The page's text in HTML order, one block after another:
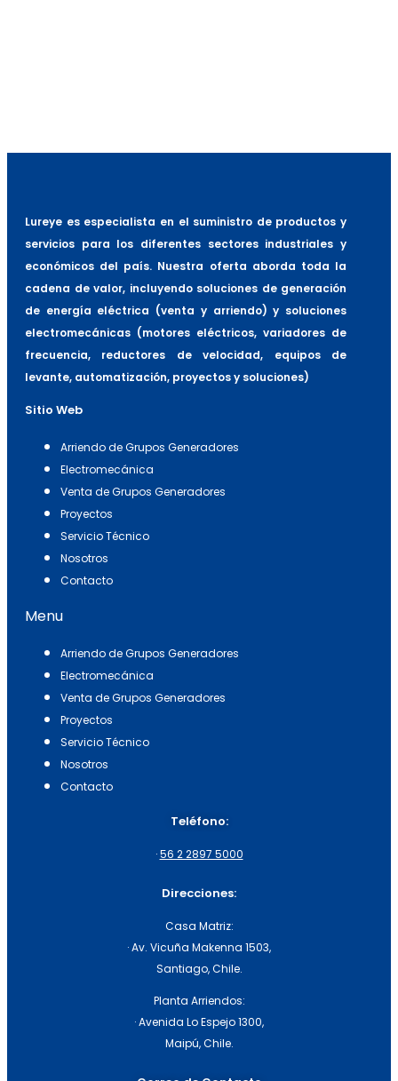
Lureye es especialista en el suministro de productos y
servicios para los diferentes sectores industriales y
económicos del país. Nuestra oferta aborda toda la
cadena de valor, incluyendo soluciones de generación
de energía eléctrica (venta y arriendo) y soluciones
electromecánicas (motores eléctricos, variadores de
frecuencia, reductores de velocidad, equipos de
levante, automatización, proyectos y soluciones)
Sitio Web
Arriendo de Grupos Generadores
Electromecánica
Venta de Grupos Generadores
Proyectos
Servicio Técnico
Nosotros
Contacto
Menu
Arriendo de Grupos Generadores
Electromecánica
Venta de Grupos Generadores
Proyectos
Servicio Técnico
Nosotros
Contacto
Teléfono:
·56 2 2897 5000
Direcciones:
Casa Matriz:
· Av. Vicuña Makenna 1503,
Santiago, Chile.
Planta Arriendos:
· Avenida Lo Espejo 1300,
Maipú, Chile.